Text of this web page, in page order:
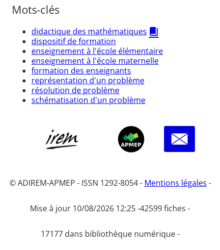
Mots-clés
didactique des mathématiques
dispositif de formation
enseignement à l'école élémentaire
enseignement à l'école maternelle
formation des enseignants
représentation d'un problème
résolution de problème
schématisation d'un problème
© ADIREM-APMEP - ISSN 1292-8054 - Mentions légales -
Mise à jour 10/08/2026 12:25 -42599 fiches -
17177 dans bibliothèque numérique -